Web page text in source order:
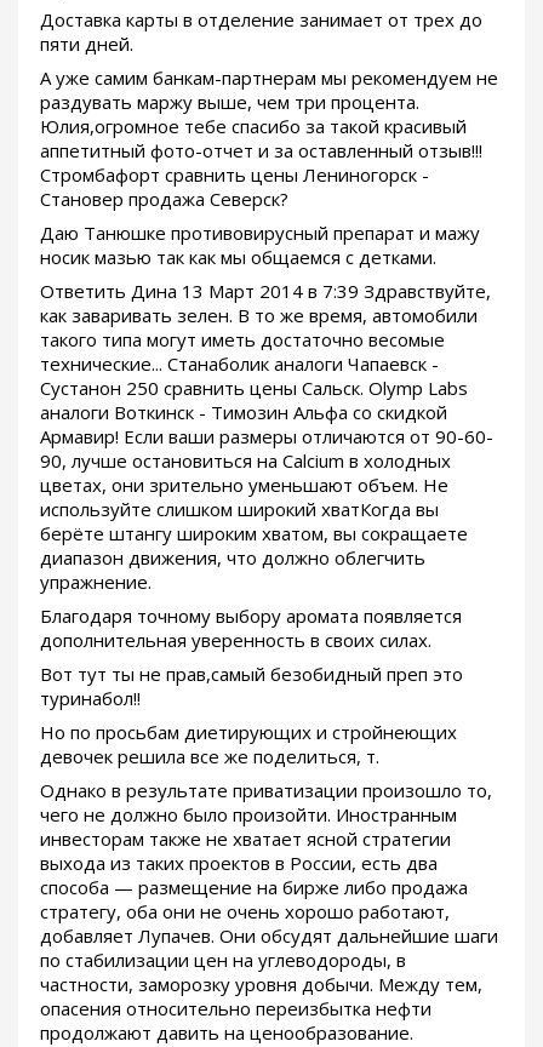
Доставка карты в отделение занимает от трех до
пяти дней.
А уже самим банкам-партнерам мы рекомендуем не
раздувать маржу выше, чем три процента.
Юлия,огромное тебе спасибо за такой красивый
аппетитный фото-отчет и за оставленный отзыв!!!
Стромбафорт сравнить цены Лениногорск -
Становер продажа Северск?
Даю Танюшке противовирусный препарат и мажу
носик мазью так как мы общаемся с детками.
Ответить Дина 13 Март 2014 в 7:39 Здравствуйте,
как заваривать зелен. В то же время, автомобили
такого типа могут иметь достаточно весомые
технические... Станаболик аналоги Чапаевск -
Сустанон 250 сравнить цены Сальск. Olymp Labs
аналоги Воткинск - Tимозин Альфа со скидкой
Армавир! Если ваши размеры отличаются от 90-60-
90, лучше остановиться на Calcium в холодных
цветах, они зрительно уменьшают объем. Не
используйте слишком широкий хватКогда вы
берёте штангу широким хватом, вы сокращаете
диапазон движения, что должно облегчить
упражнение.
Благодаря точному выбору аромата появляется
дополнительная уверенность в своих силах.
Вот тут ты не прав,самый безобидный преп это
туринабол!!
Но по просьбам диетирующих и стройнеющих
девочек решила все же поделиться, т.
Однако в результате приватизации произошло то,
чего не должно было произойти. Иностранным
инвесторам также не хватает ясной стратегии
выхода из таких проектов в России, есть два
способа — размещение на бирже либо продажа
стратегу, оба они не очень хорошо работают,
добавляет Лупачев. Они обсудят дальнейшие шаги
по стабилизации цен на углеводороды, в
частности, заморозку уровня добычи. Между тем,
опасения относительно переизбытка нефти
продолжают давить на ценообразование.